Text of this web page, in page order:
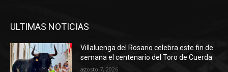
ULTIMAS NOTICIAS
Villaluenga del Rosario celebra este fin de
semana el centenario del Toro de Cuerda
agosto 7, 2026